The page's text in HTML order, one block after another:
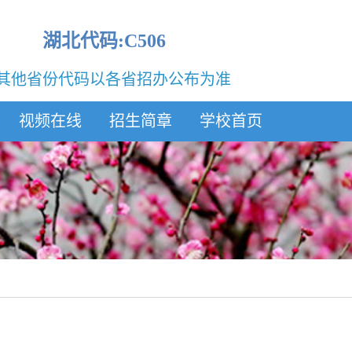
湖北代码:C506
他省份代码以各省招办公布为准
视频在线 招生简章 学校首页